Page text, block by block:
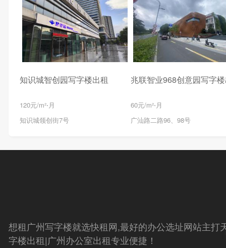
知识城智创园写字楼出租
120元/m²⋅月
知识城领创街7号
兆联智业968创意园写字
60元/m²⋅月
广汕路二路96、98号
想租广州写字楼就选快租网,最好的办公选址网站主打
字楼出租|广州办公室出租专业便捷！